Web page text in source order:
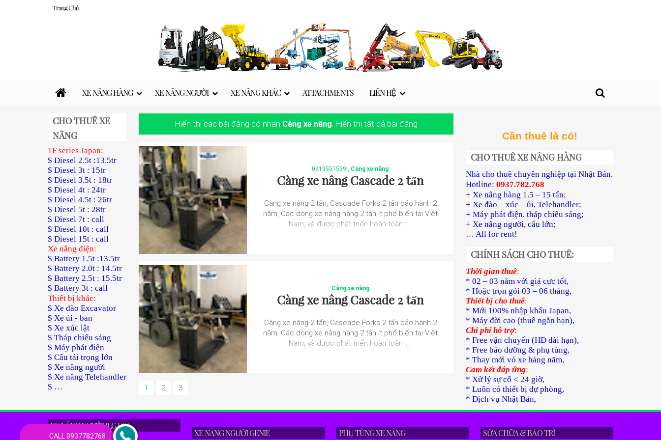
Trang Chủ
XE NÂNG HÀNG XE NÂNG NGƯỜI XE NÂNG KHÁC ATTACHMENTS LIÊN HỆ
CALL 0937782768
Hiển thị các bài đăng có nhãn Càng xe nâng. Hiển thị tất cả bài đăng
0919551539 , Càng xe nâng
Càng xe nâng Cascade 2 tấn
Càng xe nâng 2 tấn, Cascade Forks 2 tấn bảo hành 2
năm, Các dòng xe nâng hàng 2 tấn ít phổ biến tại Việt
Nam, và được phát triển hoàn toàn t...
Càng xe nâng
Càng xe nâng Cascade 2 tấn
Càng xe nâng 2 tấn, Cascade Forks 2 tấn bảo hành 2
năm, Các dòng xe nâng hàng 2 tấn ít phổ biến tại Việt
Nam, và được phát triển hoàn toàn t...
1 2 3
Cần thuê là có!
CHO THUÊ XE NÂNG HÀNG
Nhà cho thuê chuyên nghiệp tại Nhật Bản.
Hotline: 0937.782.768
+ Xe nâng hàng 1.5 – 15 tấn;
+ Xe đào – xúc – ủi, Telehandler;
+ Máy phát điện, tháp chiếu sáng;
+ Xe nâng người, cẩu lớn;
… All for rent!
CHÍNH SÁCH CHO THUÊ:
Thời gian thuê:
* 02 – 03 năm với giá cực tốt,
* Hoặc trọn gói 03 – 06 tháng,
Thiết bị cho thuê:
* Mới 100% nhập khẩu Japan,
* Máy đời cao (thuê ngắn hạn),
Chi phí hỗ trợ:
* Free vận chuyển (HĐ dài hạn),
* Free bảo dưỡng & phụ tùng,
* Thay mới vỏ xe hàng năm,
Cam kết đáp ứng:
* Xử lý sự cố < 24 giờ,
* Luôn có thiết bị dự phòng,
* Dịch vụ Nhật Bản,
Hitachi Kobe GS Yuasa Vỏ Dunlop
CHO THUÊ XE
NÂNG
1F series Japan:
$ Diesel 2.5t :13.5tr
$ Diesel 3t : 15tr
$ Diesel 3.5t : 18tr
$ Diesel 4t : 24tr
$ Diesel 4.5t : 26tr
$ Diesel 5t : 28tr
$ Diesel 7t : call
$ Diesel 10t : call
$ Diesel 15t : call
Xe nâng điện:
$ Battery 1.5t :13.5tr
$ Battery 2.0t : 14.5tr
$ Battery 2.5t : 15.5tr
$ Battery 3t : call
Thiết bị khác:
$ Xe đào Excavator
$ Xe ủi - ban
$ Xe xúc lật
$ Tháp chiếu sáng
$ Máy phát điện
$ Cẩu tải trọng lớn
$ Xe nâng người
$ Xe nâng Telehandler
$ …
XE NÂNG NGƯỜI JLG USA
XE NÂNG NGƯỜI GENIE PHỤ TÙNG XE NÂNG SỮA CHỮA & BẢO TRÌ